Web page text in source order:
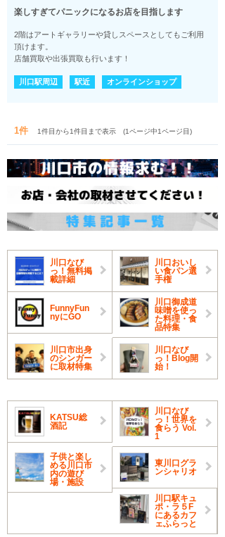
楽しすぎてパニックになるお店を目指します
2階はアートギャラリーや貸しスペースとしてもご利用
頂けます。
店舗買取や出張買取も行います！
川口駅周辺 駅近 オンラインショップ
1件 1件目から1件目まで表示 (1ページ中1ページ目)
川口なび
っ！無料掲
載詳細
川口おいし
い食パン選
手権
FunnyFun
nyにGO
川口御成道
味噌を使っ
た料理・食
品特集
川口市出身
のシンガー
に取材特集
川口なび
っ！Blog開
始！
KATSU総
酒記
川口なび
っ！世界を
食らう Vol.
1
子供と楽し
める川口市
内の遊び
場・施設
東川口グラ
ンシャリオ
川口駅キュ
ポ・ラ５F
にあるカフ
ェふらっと